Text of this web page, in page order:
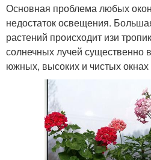
Основная проблема любых
недостаток освещения.
растений происходит изи
солнечных лучей
южных, высоких и чистых